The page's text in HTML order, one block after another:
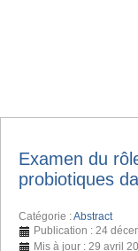
Examen du
probiotiques
Catégorie :Abstract
Publication : 24
Mis à jour : 29 avril